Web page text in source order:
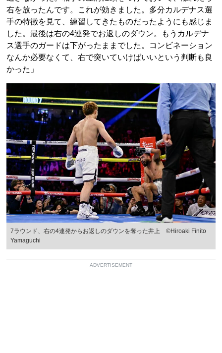
右を放ったんです。これが効きました。多分カルデナス選
手の特徴を見て、練習してきたものだったようにも感じま
した。最後は右の4連発でお返しのダウン。もうカルデナ
ス選手のガードは下がったままでした。コンビネーション
なんか必要なくて、右で突いていけばいいという判断も良
かった」
7ラウンド、右の4連発からお返しのダウンを奪った井上 ©︎Hiroaki Finito
Yamaguchi
ADVERTISEMENT